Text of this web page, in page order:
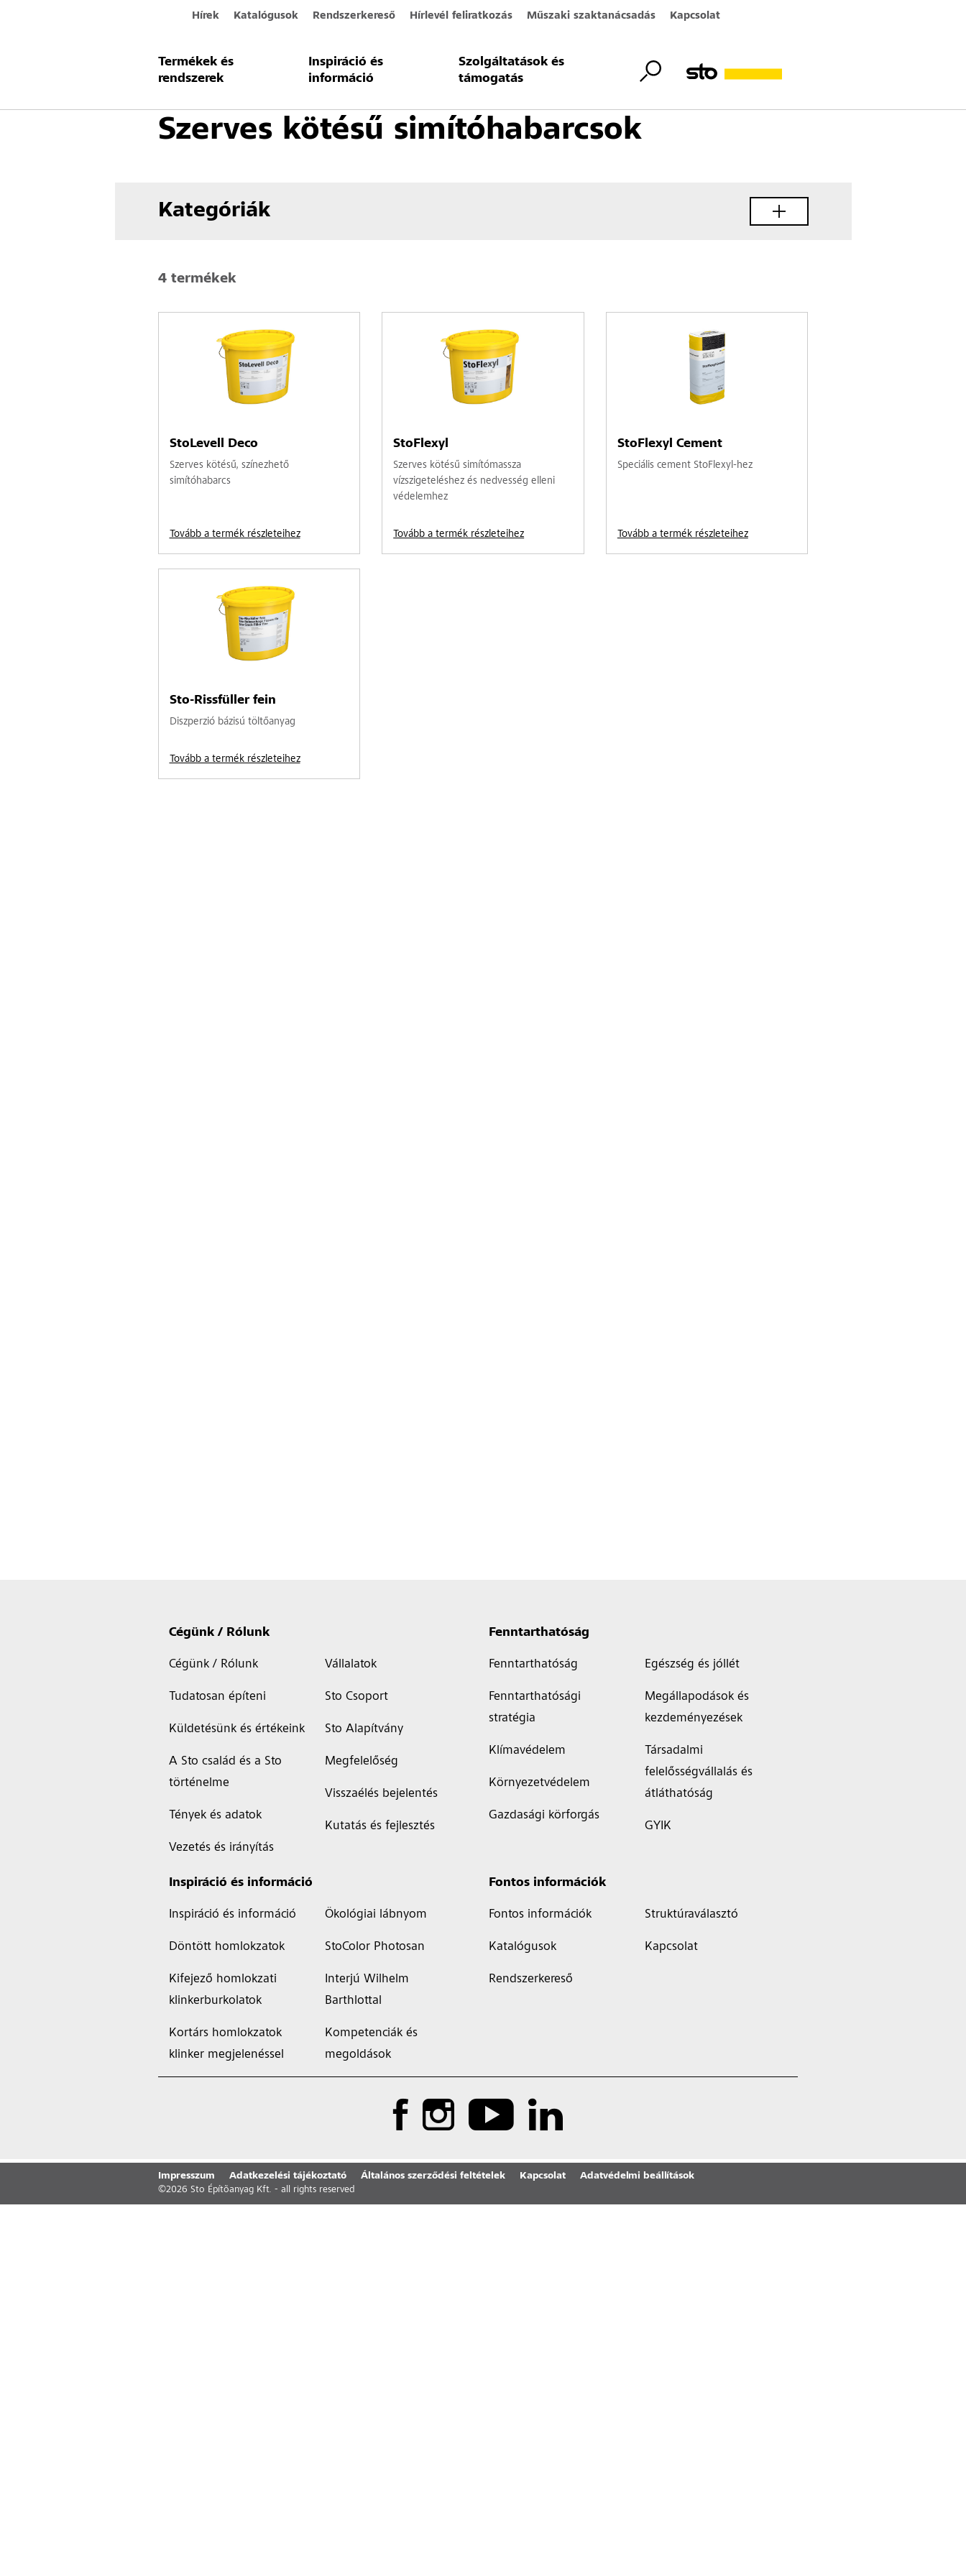
Hírek Katalógusok Rendszerkereső Hírlevél feliratkozás Műszaki szaktanácsadás Kapcsolat
Termékek és
rendszerek
Inspiráció és
információ
Szolgáltatások és
támogatás
Termékek és rendszerek Homlokzat Homlokzatbevonatok Simítóglettek Szerves kötésű simítóhabarcsok
Szerves kötésű simítóhabarcsok
Kategóriák
4 termékek
StoLevell Deco
Szerves kötésű, színezhető
simítóhabarcs
Tovább a termék részleteihez
StoFlexyl
Szerves kötésű simítómassza
vízszigeteléshez és nedvesség elleni
védelemhez
Tovább a termék részleteihez
StoFlexyl Cement
Speciális cement StoFlexyl-hez
Tovább a termék részleteihez
Sto-Rissfüller fein
Diszperzió bázisú töltőanyag
Tovább a termék részleteihez
Cégünk / Rólunk
Cégünk / Rólunk
Tudatosan építeni
Küldetésünk és értékeink
A Sto család és a Sto
történelme
Tények és adatok
Vezetés és irányítás
Vállalatok
Sto Csoport
Sto Alapítvány
Megfelelőség
Visszaélés bejelentés
Kutatás és fejlesztés
Fenntarthatóság
Fenntarthatóság
Fenntarthatósági
stratégia
Klímavédelem
Környezetvédelem
Gazdasági körforgás
Egészség és jóllét
Megállapodások és
kezdeményezések
Társadalmi
felelősségvállalás és
átláthatóság
GYIK
Inspiráció és információ
Inspiráció és információ
Döntött homlokzatok
Kifejező homlokzati
klinkerburkolatok
Kortárs homlokzatok
klinker megjelenéssel
Ökológiai lábnyom
StoColor Photosan
Interjú Wilhelm
Barthlottal
Kompetenciák és
megoldások
Fontos információk
Fontos információk
Katalógusok
Rendszerkereső
Struktúraválasztó
Kapcsolat
Impresszum Adatkezelési tájékoztató Általános szerződési feltételek Kapcsolat
Adatvédelmi beállítások
©2026 Sto Építõanyag Kft. - all rights reserved